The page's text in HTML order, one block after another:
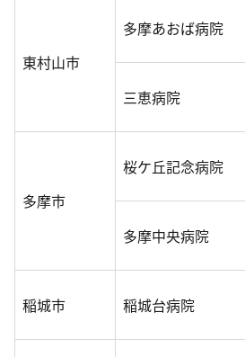
東村山市
多摩あおば病院
三恵病院
多摩市
桜ケ丘記念病院
多摩中央病院
稲城市 稲城台病院